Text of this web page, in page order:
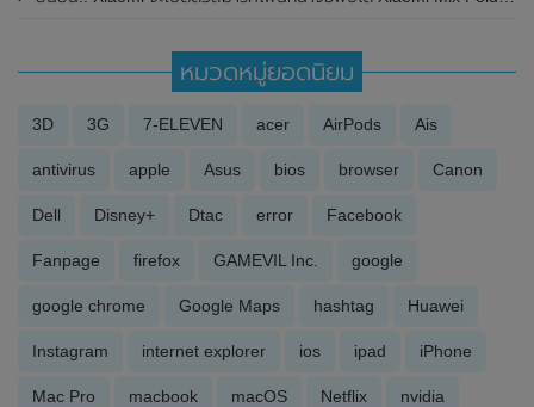
หมวดหมู่ยอดนิยม
3D 3G 7-ELEVEN acer AirPods Ais
antivirus apple Asus bios browser Canon
Dell Disney+ Dtac error Facebook
Fanpage firefox GAMEVIL Inc. google
google chrome Google Maps hashtag Huawei
Instagram internet explorer ios ipad iPhone
Mac Pro macbook macOS Netflix nvidia